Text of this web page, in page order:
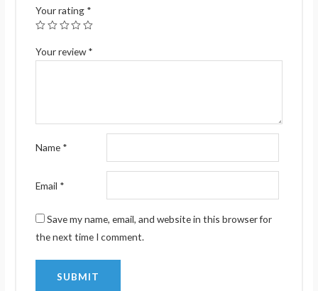
Your rating *
Your review*
Name *
Email *
Save my name, email, and website in this browser for
the next time I comment.